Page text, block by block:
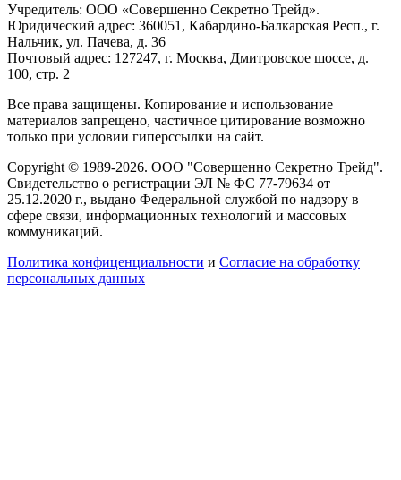
Учредитель: ООО «Совершенно Секретно Трейд».
Юридический адрес: 360051, Кабардино-Балкарская Респ., г.
Нальчик, ул. Пачева, д. 36
Почтовый адрес: 127247, г. Москва, Дмитровское шоссе, д.
100, стр. 2
Все права защищены. Копирование и использование
материалов запрещено, частичное цитирование возможно
только при условии гиперссылки на сайт.
Copyright © 1989-2026. ООО "Совершенно Секретно Трейд".
Свидетельство о регистрации ЭЛ № ФС 77-79634 от
25.12.2020 г., выдано Федеральной службой по надзору в
сфере связи, информационных технологий и массовых
коммуникаций.
Политика конфиценциальности и Согласие на обработку
персональных данных